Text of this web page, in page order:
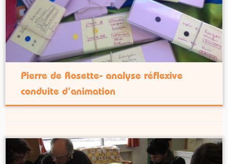
Pierre de Rosette- analyse réflexive
conduite d’animation